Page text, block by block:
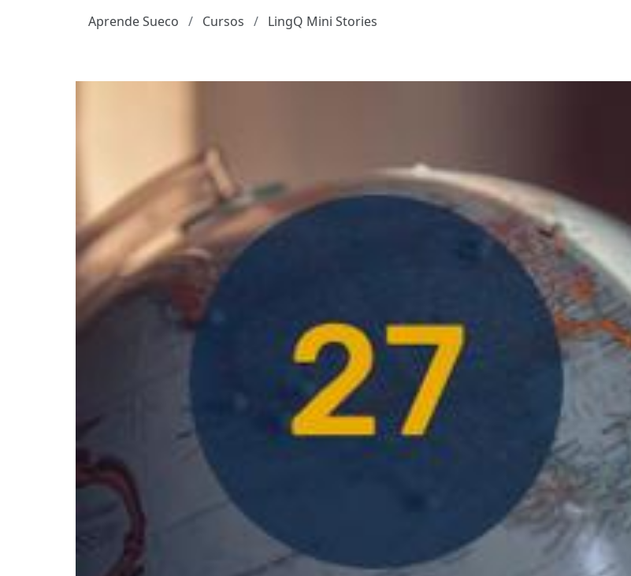
Aprende Sueco
Cursos LingQ Mini Stories